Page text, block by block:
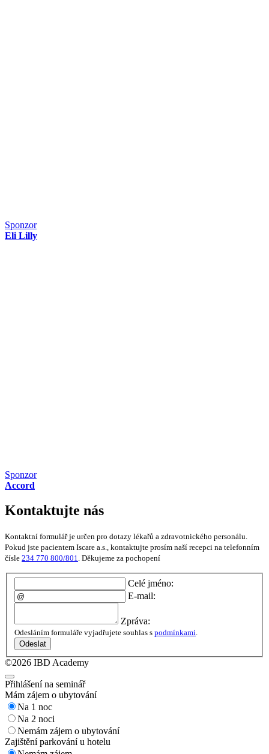
Sponzor
Eli Lilly
Sponzor
Accord
Kontaktujte nás
Kontaktní formulář je určen pro dotazy lékařů a zdravotnického personálu.
Pokud jste pacientem Iscare a.s., kontaktujte prosím naší recepci na telefonním
čísle 234 770 800/801. Děkujeme za pochopení
Celé jméno:
E-mail:
Zpráva:
Odesláním formuláře vyjadřujete souhlas s podmínkami
Odeslat
©2026 IBD Academy
Přihlášení na seminář
Mám zájem o ubytování
Na 1 noc
Na 2 noci
Nemám zájem o ubytování
Zajištění parkování u hotelu